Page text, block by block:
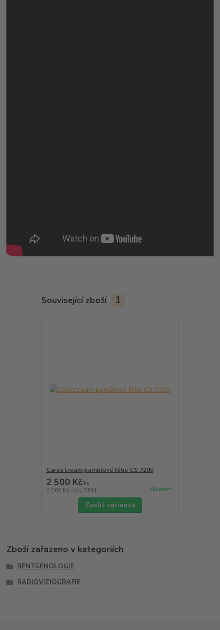
Související zboží 1
Carestream paměťové fólie CS 7200
2 500 Kč/ks
2 066 Kč bez DPH skladem
Zvolit variantu
Zboží zařazeno v kategoriích
RENTGENOLOGIE
RADIOVIZIOGRAFIE